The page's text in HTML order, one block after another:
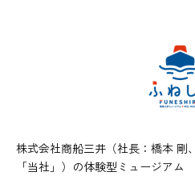
株式会社商船三井（社長：橋本 剛
「当社」）の体験型ミュージアム